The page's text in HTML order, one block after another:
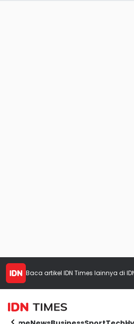
Baca artikel IDN Times lainnya di